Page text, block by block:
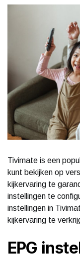
Tivimate is een
kunt bekijken op
kijkervaring te
instellingen te
instellingen in
kijkervaring te
EPG